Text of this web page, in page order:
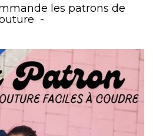
les patrons de